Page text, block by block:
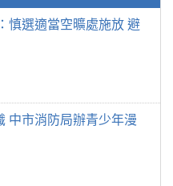
慎選適當空曠處施放 避
中市消防局辦青少年漫